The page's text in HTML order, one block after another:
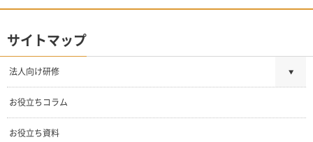
サイトマップ
法人向け研修
お役立ちコラム
お役立ち資料